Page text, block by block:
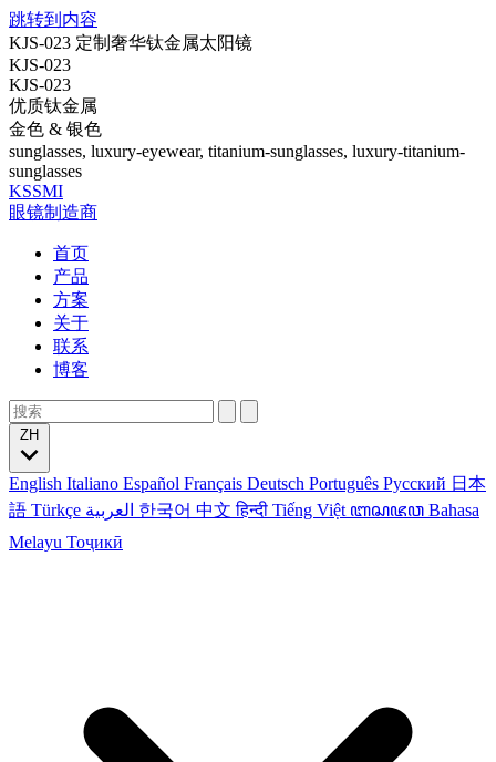
跳转到内容
KJS-023 定制奢华钛金属太阳镜
KJS-023
KJS-023
优质钛金属
金色 & 银色
sunglasses, luxury-eyewear, titanium-sunglasses, luxury-titanium-
sunglasses
KSSMI
眼镜制造商
首页
产品
方案
关于
联系
博客
English Italiano Español Français Deutsch Português Русский 日本
語 Türkçe 한국어 中文हिन्दी Tiếng Việt ꦧꦱꦗꦮ Bahasa
Melayu Тоҷикӣ